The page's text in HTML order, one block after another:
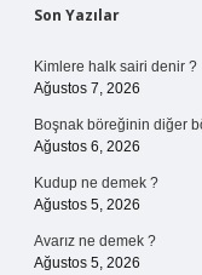
Sidebar
Son Yazılar
Kimlere halk sairi denir ?
Ağustos 7, 2026
Boşnak böreğinin diğer
Ağustos 6, 2026
Kudup ne demek ?
Ağustos 5, 2026
Avarız ne demek ?
Ağustos 5, 2026